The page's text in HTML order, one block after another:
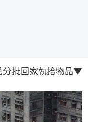
批回家執拾物品▼